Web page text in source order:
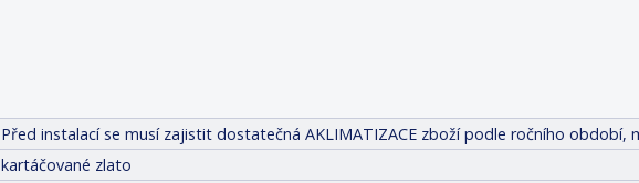
Před instalací se musí zajistit dostatečná AKLIMATIZACE zboží podle ročního
kartáčované zlato